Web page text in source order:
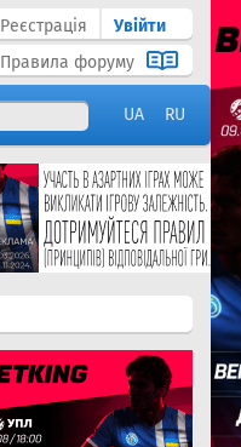
Реєстрація
Увійти
Правила форуму
UA RU